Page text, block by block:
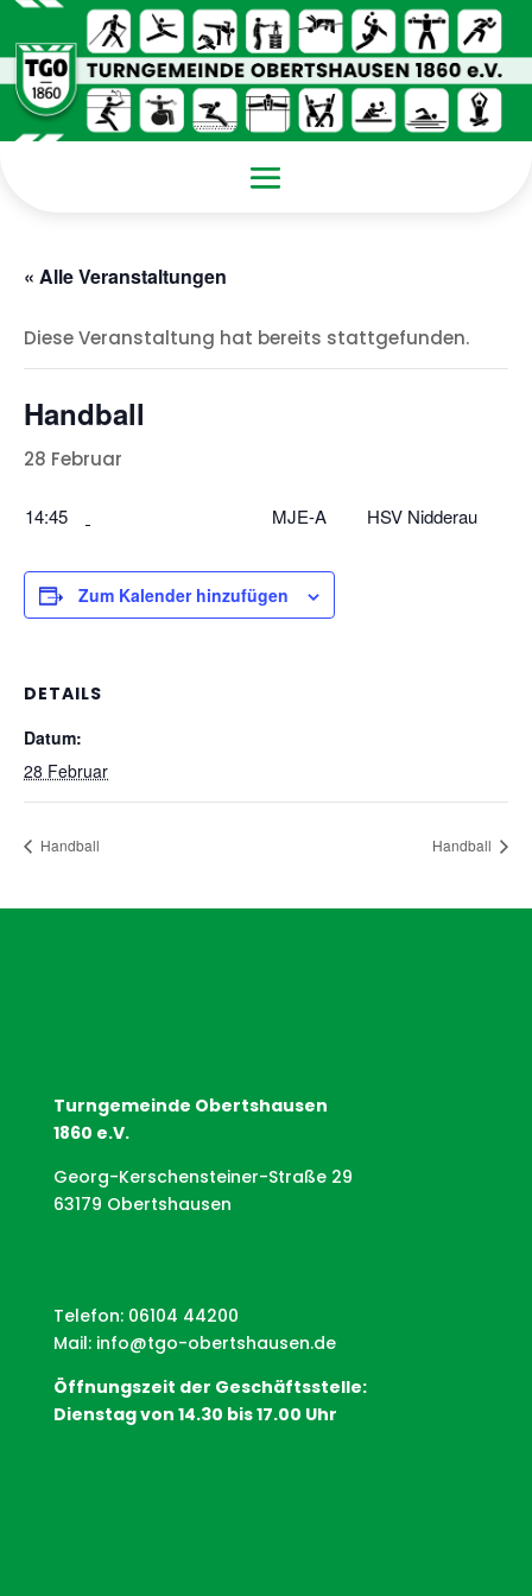
« Alle Veranstaltungen
Diese Veranstaltung hat bereits stattgefunden.
Handball
28 Februar
14:45 MJE-A HSV Nidderau
Zum Kalender hinzufügen
DETAILS
Datum:
28 Februar
Handball Handball
Turngemeinde Obertshausen
1860 e.V.
Georg-Kerschensteiner-Straße 29
63179 Obertshausen
Telefon: 06104 44200
Mail: info@tgo-obertshausen.de
Öffnungszeit der Geschäftsstelle:
Dienstag von 14.30 bis 17.00 Uhr